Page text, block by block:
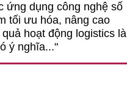
ứng dụng công nghệ số
tối ưu hóa, nâng cao
quả hoạt động logistics là
ý nghĩa..."